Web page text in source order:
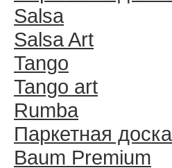
Salsa
Salsa Art
Tango
Tango art
Rumba
Паркетная
Baum Premium